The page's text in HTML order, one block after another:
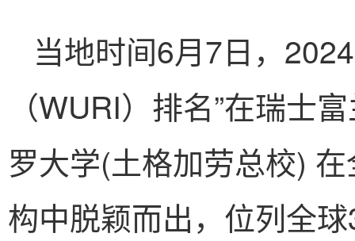
当地时间6月7日，
（WURI）排名”在瑞士
罗大学(土格加劳总校)
构中脱颖而出，位列全